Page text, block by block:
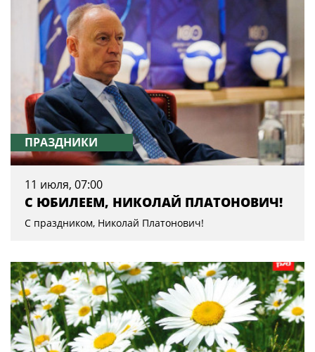
ПРАЗДНИКИ
11 июля, 07:00
С ЮБИЛЕЕМ, НИКОЛАЙ ПЛАТОНОВИЧ!
C праздником, Николай Платонович!